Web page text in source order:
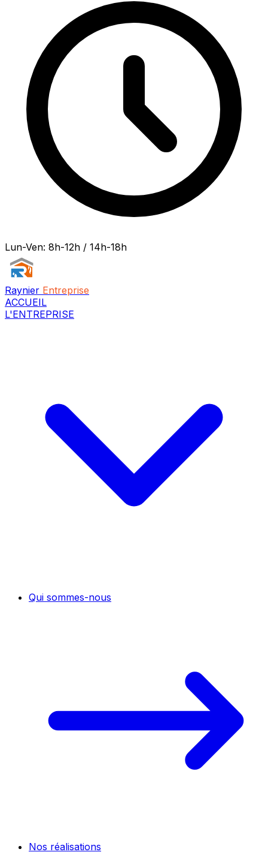
Lun-Ven: 8h-12h / 14h-18h
Raynier Entreprise
ACCUEIL
L'ENTREPRISE
Qui sommes-nous
Nos réalisations